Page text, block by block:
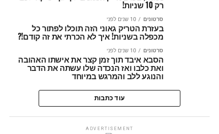
רק 10 שניות!
סרטונים 10 שנים לפני
בעזרת הטריק גאוני הזה תוכלו לפתור כל
מכפלה בשניות! איך לא הכרתי את זה קודם!?
סרטונים 10 שנים לפני
הסבא איבד תוך זמן קצר את אישתו האהובה
ואת כלבו ואז הנכדה שלו עשתה את הדבר
והנוגע ללב והמרגש במיוחד
עוד כתבות
ADVERTISEMENT